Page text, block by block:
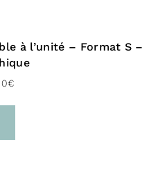
à l’unité – Format S –
€